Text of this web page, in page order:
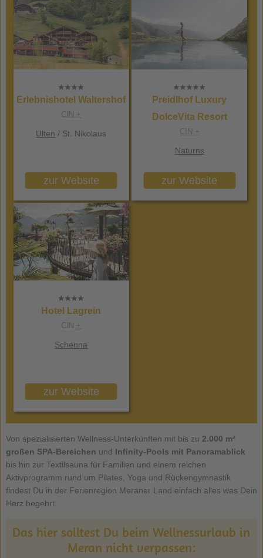
Erlebnishotel Waltershof
CIN +
Ulten / St. Nikolaus
zur Website
Preidlhof Luxury
DolceVita Resort
CIN +
Naturns
zur Website
Hotel Lagrein
CIN +
Schenna
zur Website
Von spezialisierten Wellness-Unterkünften mit bis zu 2.000 m²
großen SPA-Bereichen und Infinity-Pools mit Panoramablick
bis hin zur Textilsauna für Familien und einem reichen
Aktivprogramm rund um Pilates, Yoga und Rückengymnastik
findest Du in der Ferienregion Meraner Land einfach alles was Dein
Herz begehrt.
Das hier solltest Du beim Wellnessurlaub in
Meran nicht verpassen: